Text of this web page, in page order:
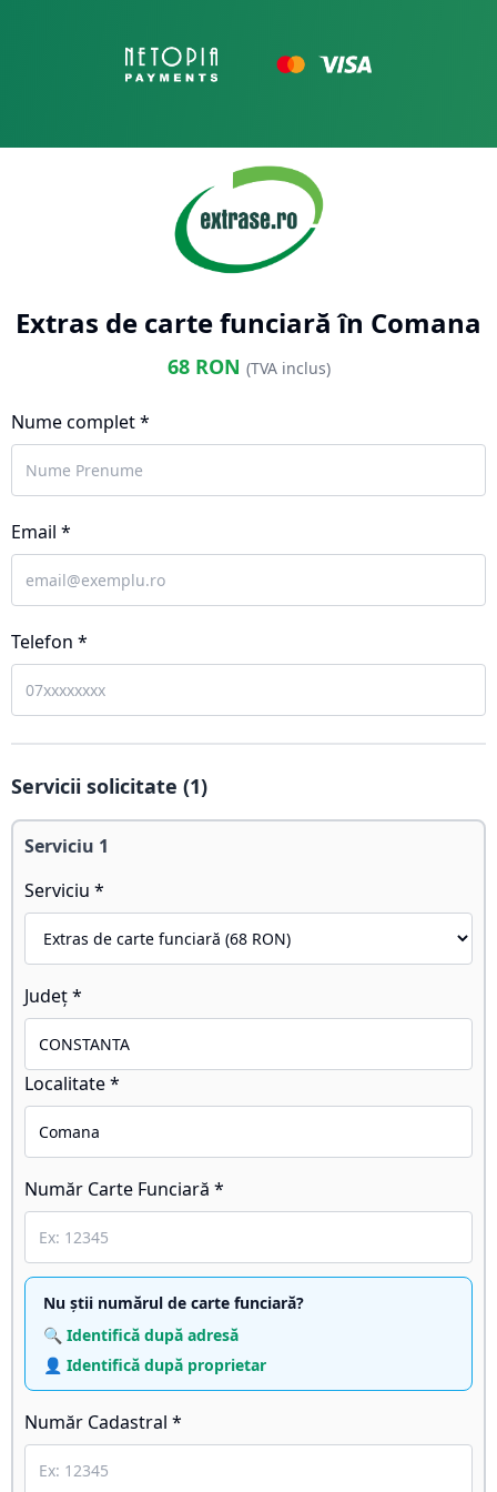
Extras de carte funciară în Comana
68RON (TVA inclus)
Nume complet *
Email *
Telefon *
Servicii solicitate (1)
Serviciu 1
Serviciu *
Județ *
Localitate *
Număr Carte Funciară *
Nu știi numărul de carte funciară?
🔍 Identifică după adresă
👤 Identifică după proprietar
Număr Cadastral *